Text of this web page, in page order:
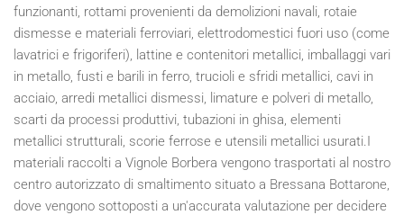
funzionanti, rottami provenienti da demolizioni navali, rotaie
dismesse e materiali ferroviari, elettrodomestici fuori uso (come
lavatrici e frigoriferi), lattine e contenitori metallici, imballaggi vari
in metallo, fusti e barili in ferro, trucioli e sfridi metallici, cavi in
acciaio, arredi metallici dismessi, limature e polveri di metallo,
scarti da processi produttivi, tubazioni in ghisa, elementi
metallici strutturali, scorie ferrose e utensili metallici usurati.I
materiali raccolti a Vignole Borbera vengono trasportati al nostro
centro autorizzato di smaltimento situato a Bressana Bottarone,
dove vengono sottoposti a un'accurata valutazione per decidere